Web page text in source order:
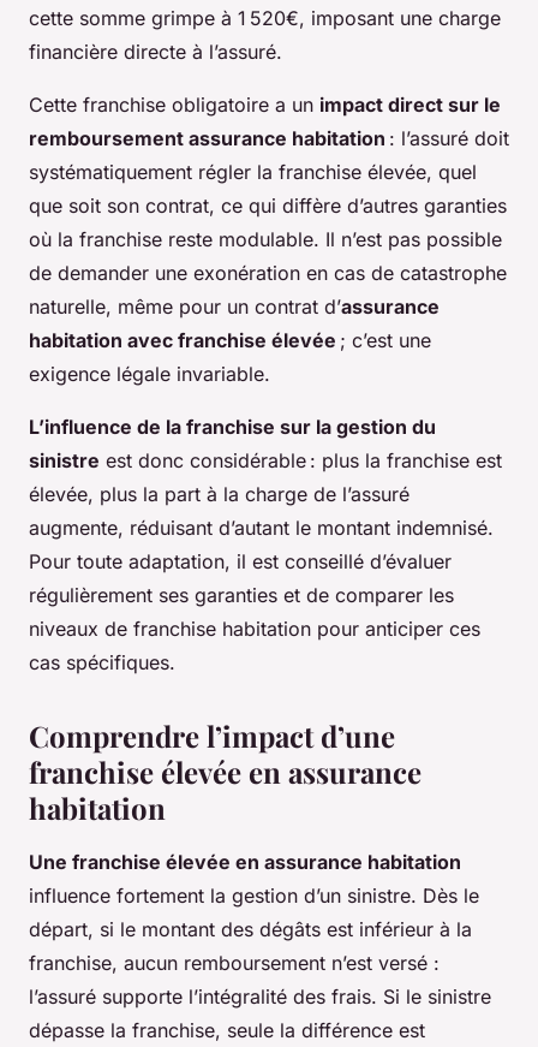
cette somme grimpe à 1 520€, imposant une charge
financière directe à l’assuré.
Cette franchise obligatoire a un impact direct sur le
remboursement assurance habitation : l’assuré doit
systématiquement régler la franchise élevée, quel
que soit son contrat, ce qui diffère d’autres garanties
où la franchise reste modulable. Il n’est pas possible
de demander une exonération en cas de catastrophe
naturelle, même pour un contrat d’assurance
habitation avec franchise élevée ; c’est une
exigence légale invariable.
L’influence de la franchise sur la gestion du
sinistre est donc considérable : plus la franchise est
élevée, plus la part à la charge de l’assuré
augmente, réduisant d’autant le montant indemnisé.
Pour toute adaptation, il est conseillé d’évaluer
régulièrement ses garanties et de comparer les
niveaux de franchise habitation pour anticiper ces
cas spécifiques.
Comprendre l’impact d’une
franchise élevée en assurance
habitation
Une franchise élevée en assurance habitation
influence fortement la gestion d’un sinistre. Dès le
départ, si le montant des dégâts est inférieur à la
franchise, aucun remboursement n’est versé :
l’assuré supporte l’intégralité des frais. Si le sinistre
dépasse la franchise, seule la différence est